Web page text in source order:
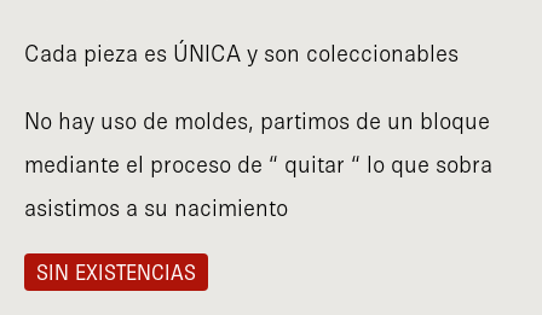
Cada pieza es ÚNICA y son coleccionables
No hay uso de moldes, partimos de un bloque
mediante el proceso de “ quitar “ lo que sobra
asistimos a su nacimiento
SIN EXISTENCIAS